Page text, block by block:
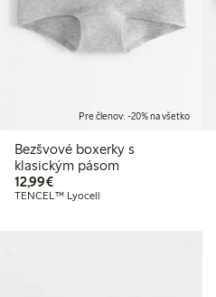
Pre členov: -20% na všetko
Bezšvové boxerky s
klasickým pásom
12,99€12,99 €
TENCEL™ Lyocell